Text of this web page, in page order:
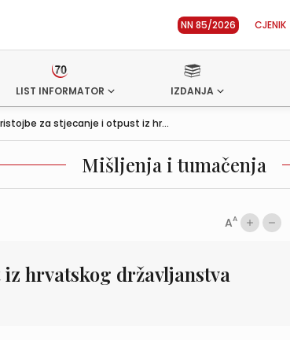
NN 85/2026 CJENIK
LIST INFORMATOR IZDANJA
za stjecanje i otpust iz hr...
Mišljenja i tumačenja
AA
hrvatskog državljanstva